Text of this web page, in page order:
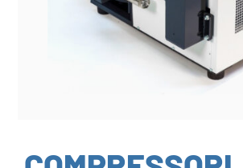
COMPRESSORI